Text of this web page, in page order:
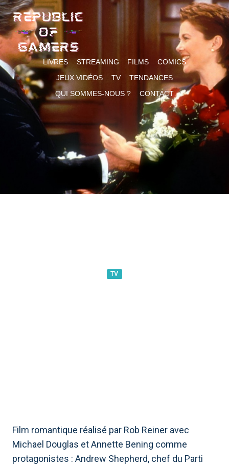
Skip
to
content
LIVRES STREAMING FILMS
COMICS
JEUX VIDÉOS
TV
TENDANCES
QUI SOMMES-NOUS ?
CONTACT
TV
Film romantique réalisé par Rob Reiner avec
Michael Douglas et Annette Bening comme
protagonistes : Andrew Shepherd, chef du Parti